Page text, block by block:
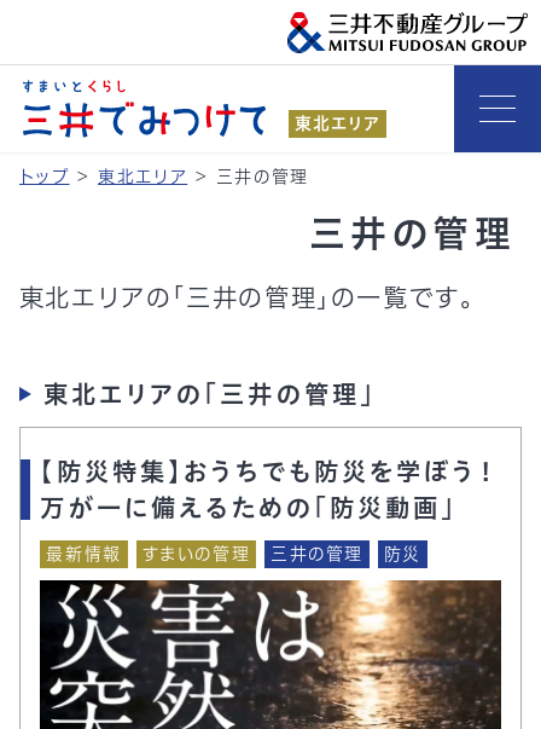
東北エリア
トップ > 東北エリア > 三井の管理
三井の管理
東北エリアの「三井の管理」の一覧です。
東北エリアの「三井の管理」
【防災特集】おうちでも防災を学ぼう！
万が一に備えるための「防災動画」
最新情報 すまいの管理 三井の管理 防災